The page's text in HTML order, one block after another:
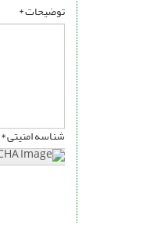
توضیحات *
شناسه امنیتی *